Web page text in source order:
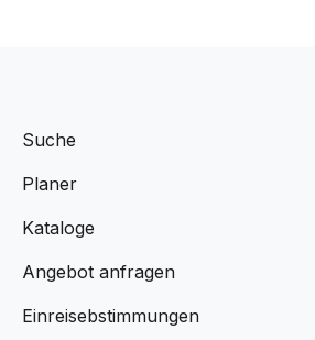
Suche
Planer
Kataloge
Angebot anfragen
Einreisebstimmungen